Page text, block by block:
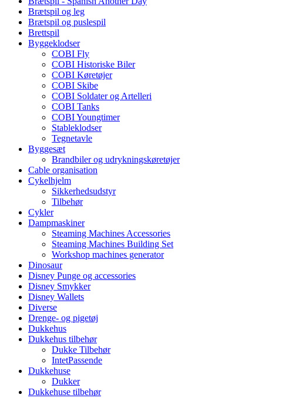
Brætspil og leg
Brætspil og puslespil
Brettspil
Byggeklodser
COBI Fly
COBI Historiske Biler
COBI Køretøjer
COBI Skibe
COBI Soldater og Artelleri
COBI Tanks
COBI Youngtimer
Stableklodser
Tegnetavle
Byggesæt
Brandbiler og udrykningskøretøjer
Cable organisation
Cykelhjelm
Sikkerhedsudstyr
Tilbehør
Cykler
Dampmaskiner
Steaming Machines Accessories
Steaming Machines Building Set
Workshop machines generator
Dinosaur
Disney Punge og accessories
Disney Smykker
Disney Wallets
Diverse
Drenge- og pigetøj
Dukkehus
Dukkehus tilbehør
Dukke Tilbehør
IntetPassende
Dukkehuse
Dukker
Dukkehuse tilbehør